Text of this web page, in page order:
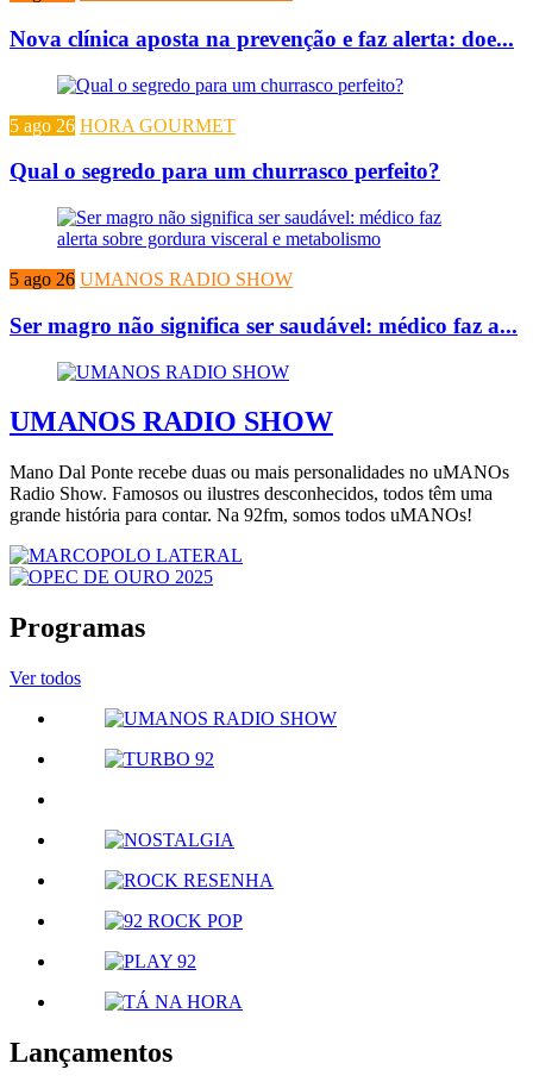
Nova clínica aposta na prevenção e faz alerta: doe...
5 ago 26 HORA GOURMET
Qual o segredo para um churrasco perfeito?
5 ago 26 UMANOS RADIO SHOW
Ser magro não significa ser saudável: médico faz a...
UMANOS RADIO SHOW
Mano Dal Ponte recebe duas ou mais personalidades no uMANOs
Radio Show. Famosos ou ilustres desconhecidos, todos têm uma
grande história para contar. Na 92fm, somos todos uMANOs!
Programas
Ver todos
Lançamentos